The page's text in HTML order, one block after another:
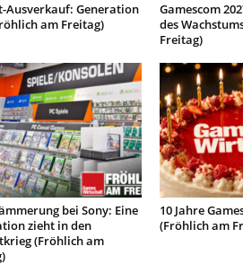
Ausverkauf: Generation
am Freitag)
Gamescom
des
Freitag)
bei Sony: Eine
zieht in den
(Fröhlich am
10 Jahre
(Fröhlich am